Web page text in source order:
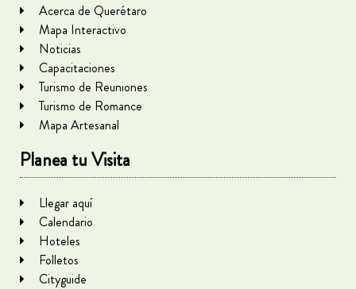
Acerca de Querétaro
Mapa Interactivo
Noticias
Capacitaciones
Turismo de Reuniones
Turismo de Romance
Mapa Artesanal
Planea tu Visita
Llegar aquí
Calendario
Hoteles
Folletos
Cityguide